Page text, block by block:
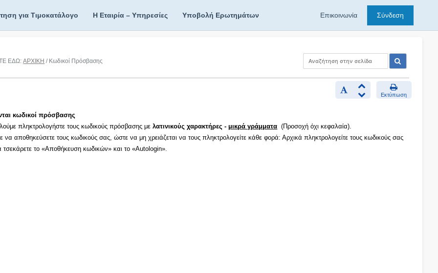
για Τιμοκατάλογο Η Εταιρία – Υπηρεσίες Υποβολή Ερωτημάτων Επικοινωνία Σύνδεση
ΕΔΩ:ΑΡΧΙΚΗ / Κωδικοί Πρόσβασης
Εκτύπωση
κωδικοί πρόσβασης
πληκτρολογήστε τους κωδικούς πρόσβασης μελατινικούς χαρακτήρες - μικρά γράμματα (Προσοχή όχι κεφαλαία).
να αποθηκεύσετε τους κωδικούς σας, ώστε να μη χρειάζεται να τους πληκτρολογείτε κάθε φορά: Αρχικά πληκτρολογείτε τους κωδικούς σας
τσεκάρετε το «Αποθήκευση κωδικών» και το «Autologin».